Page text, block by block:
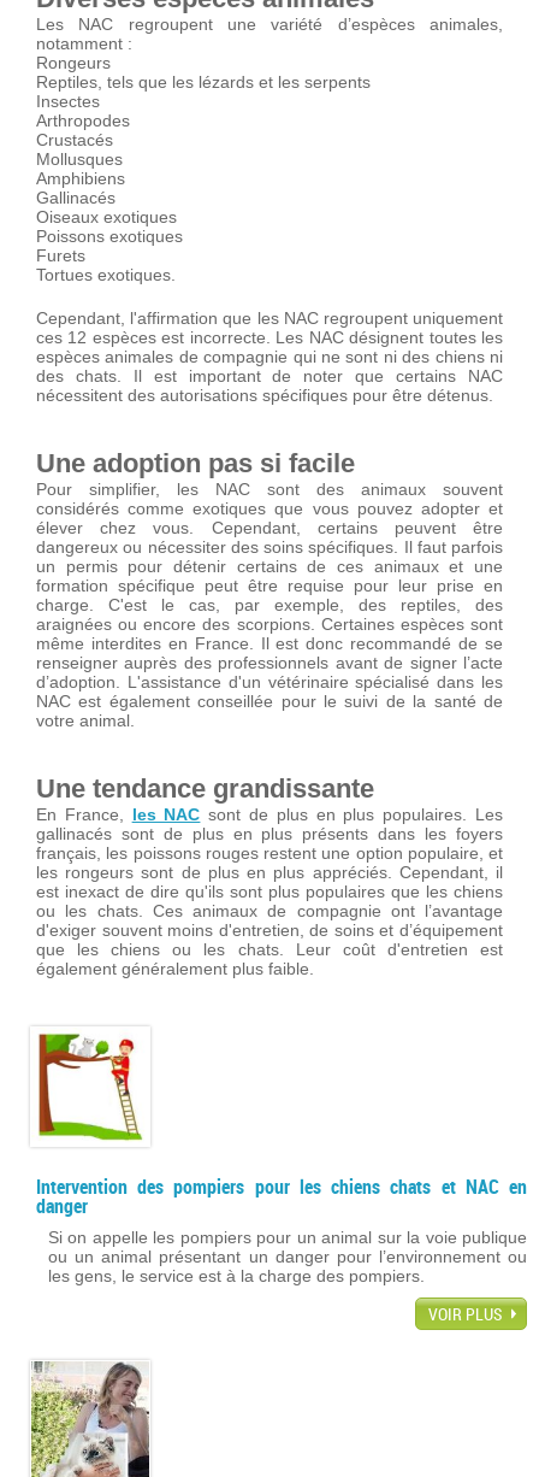
Les NAC regroupent une variété d’espèces animales,
notamment :
Rongeurs
Reptiles, tels que les lézards et les serpents
Insectes
Arthropodes
Crustacés
Mollusques
Amphibiens
Gallinacés
Oiseaux exotiques
Poissons exotiques
Furets
Tortues exotiques.
Cependant, l'affirmation que les NAC regroupent uniquement
ces 12 espèces est incorrecte. Les NAC désignent toutes les
espèces animales de compagnie qui ne sont ni des chiens ni
des chats. Il est important de noter que certains NAC
nécessitent des autorisations spécifiques pour être détenus.
Une adoption pas si facile
Pour simplifier, les NAC sont des animaux souvent
considérés comme exotiques que vous pouvez adopter et
élever chez vous. Cependant, certains peuvent être
dangereux ou nécessiter des soins spécifiques. Il faut parfois
un permis pour détenir certains de ces animaux et une
formation spécifique peut être requise pour leur prise en
charge. C'est le cas, par exemple, des reptiles, des
araignées ou encore des scorpions. Certaines espèces sont
même interdites en France. Il est donc recommandé de se
renseigner auprès des professionnels avant de signer l’acte
d’adoption. L'assistance d'un vétérinaire spécialisé dans les
NAC est également conseillée pour le suivi de la santé de
votre animal.
Une tendance grandissante
En France, les NAC sont de plus en plus populaires. Les
gallinacés sont de plus en plus présents dans les foyers
français, les poissons rouges restent une option populaire, et
les rongeurs sont de plus en plus appréciés. Cependant, il
est inexact de dire qu'ils sont plus populaires que les chiens
ou les chats. Ces animaux de compagnie ont l’avantage
d'exiger souvent moins d'entretien, de soins et d’équipement
que les chiens ou les chats. Leur coût d'entretien est
également généralement plus faible.
Intervention des pompiers pour les chiens chats et NAC en
danger
Si on appelle les pompiers pour un animal sur la voie publique
ou un animal présentant un danger pour l’environnement ou
les gens, le service est à la charge des pompiers.
VOIR PLUS